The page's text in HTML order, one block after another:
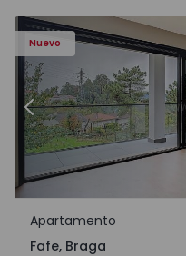
Nuevo
Anterior
Fafe, Braga
Apartamento
Fafe, Braga